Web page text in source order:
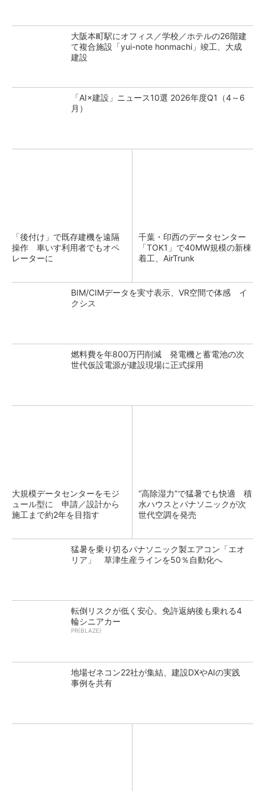
大阪本町駅にオフィス／学校／ホテルの26階建
て複合施設「yui-note honmachi」竣工、大成
建設
「AI×建設」ニュース10選 2026年度Q1（4～6
月）
「後付け」で既存建機を遠隔
操作 車いす利用者でもオペ
レーターに
千葉・印西のデータセンター
「TOK1」で40MW規模の新棟
着工、AirTrunk
BIM/CIMデータを実寸表示、VR空間で体感 イ
クシス
燃料費を年800万円削減 発電機と蓄電池の次
世代仮設電源が建設現場に正式採用
大規模データセンターをモジ
ュール型に 申請／設計から
施工まで約2年を目指す
“高除湿力”で猛暑でも快適 積
水ハウスとパナソニックが次
世代空調を発売
猛暑を乗り切るパナソニック製エアコン「エオ
リア」 草津生産ラインを50％自動化へ
転倒リスクが低く安心。免許返納後も乗れる4
輪シニアカー
PR(BLAZE)
地場ゼネコン22社が集結、建設DXやAIの実践
事例を共有